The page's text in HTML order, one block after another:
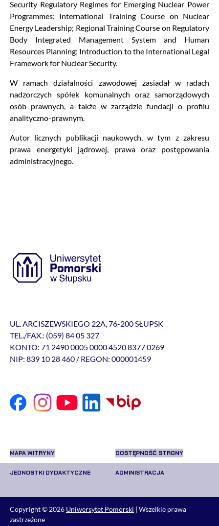
Security Regulatory Regimes for Emerging Nuclear Power
Programmes; International Training Course on Nuclear
Energy Leadership; Regional Training Course on Regulatory
Body Integrated Management System and Human
Resources Planning; Introduction to the International Legal
Framework for Nuclear Security.
W ramach działalności zawodowej zasiadał w radach
nadzorczych spółek komunalnych oraz samorządowych
osób prawnych, a także w zarządzie fundacji o profilu
analityczno-prawnym.
Autor licznych publikacji naukowych, w tym z zakresu
prawa energetyki jądrowej, prawa oraz postępowania
administracyjnego.
UL. ARCISZEWSKIEGO 22A, 76-200 SŁUPSK
TEL./FAX.: (059) 84 05 327
KONTO: 71 2490 0005 0000 4520 8377 0269
NIP: 839 10 28 460 / REGON: 000001459
MAPA WITRYNY DOSTĘPNOŚĆ STRONY
JEDNOSTKI DYDAKTYCZNE ADMINISTRACJA
Copyright © 2026 Uniwersytet Pomorski | Wszelkie prawa
zastrzeżone